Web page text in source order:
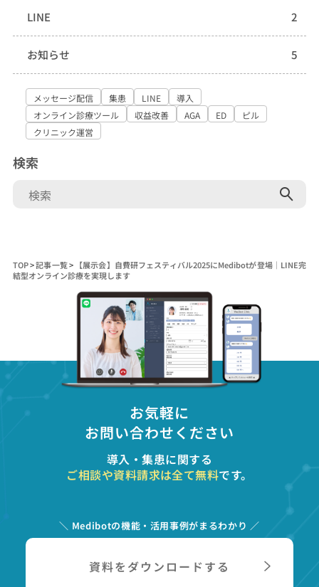
検索
検
LINE 2
お知らせ 5
メッセージ配信 集患 LINE
導入
オンライン診療ツール
収益改善 AGA ED
ピル
クリニック運営
TOP>記事一覧> 【展示会】自費研フェスティバル2025にMedibotが登場｜LINE完
結型オンライン診療を実現します
お気軽に
お問い合わせください
導入・集患に関する
ご相談や資料請求は全て無料です。
＼ Medibotの機能・活用事例がまるわかり ／
資料をダウンロードする